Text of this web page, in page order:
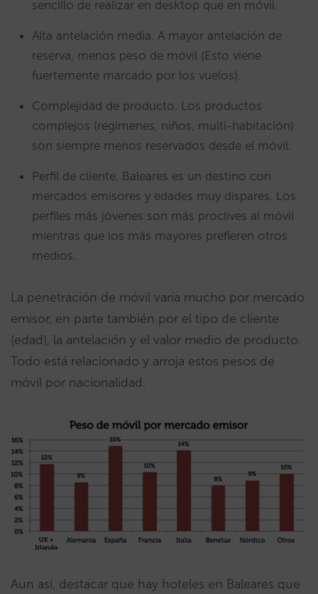
sencillo de realizar en desktop que en móvil.
Alta antelación media. A mayor antelación de
reserva, menos peso de móvil (Esto viene
fuertemente marcado por los vuelos).
Complejidad de producto. Los productos
complejos (regímenes, niños, multi-habitación)
son siempre menos reservados desde el móvil.
Perfil de cliente. Baleares es un destino con
mercados emisores y edades muy dispares. Los
perfiles más jóvenes son más proclives al móvil
mientras que los más mayores prefieren otros
medios.
La penetración de móvil varía mucho por mercado
emisor, en parte también por el tipo de cliente
(edad), la antelación y el valor medio de producto.
Todo está relacionado y arroja estos pesos de
móvil por nacionalidad.
Aun así, destacar que hay hoteles en Baleares que